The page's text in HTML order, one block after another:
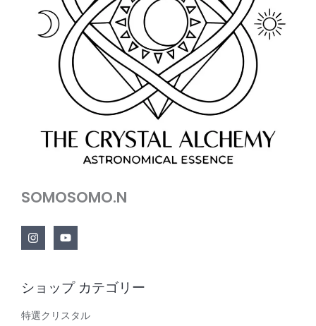
SOMOSOMO.N
ショップ カテゴリー
特選クリスタル